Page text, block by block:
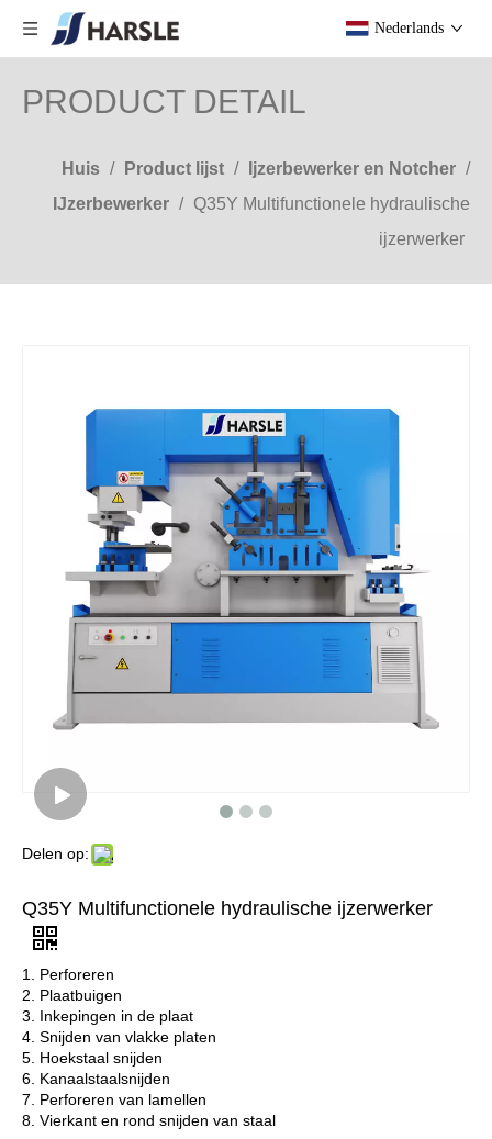
Nederlands
PRODUCT DETAIL
Huis / Product lijst / Ijzerbewerker en Notcher /
IJzerbewerker / Q35Y Multifunctionele hydraulische
ijzerwerker
Delen op:
Q35Y Multifunctionele hydraulische ijzerwerker
1. Perforeren
2. Plaatbuigen
3. Inkepingen in de plaat
4. Snijden van vlakke platen
5. Hoekstaal snijden
6. Kanaalstaalsnijden
7. Perforeren van lamellen
8. Vierkant en rond snijden van staal